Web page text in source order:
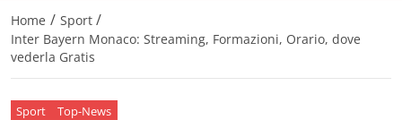
Home / Sport /
Inter Bayern Monaco: Streaming, Formazioni, Orario, dove
vederla Gratis
Sport Top-News